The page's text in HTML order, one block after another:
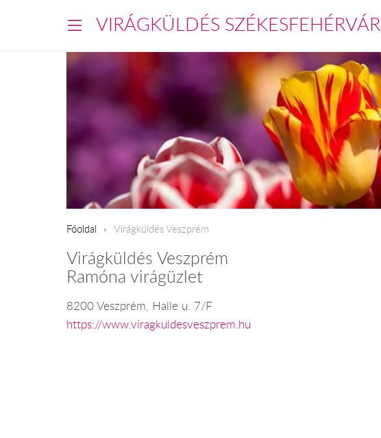
VIRÁGKÜLDÉS SZÉKESFEHÉRVÁR
Főoldal Virágküldés Veszprém
Virágküldés Veszprém
Ramóna virágüzlet
8200 Veszprém, Halle u. 7/F
https://www.viragkuldesveszprem.hu